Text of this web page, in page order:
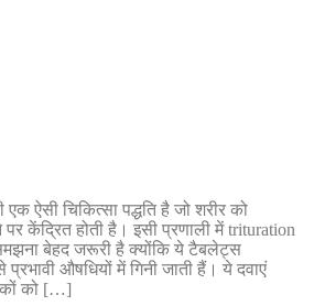
एक ऐसी चिकित्सा पद्धति है जो शरीर को
केंद्रित होती है। इसी प्रणाली में trituration
बेहद जरूरी है क्योंकि ये टैबलेट्स
औषधियों में गिनी जाती हैं। ये दवाएं
को […]